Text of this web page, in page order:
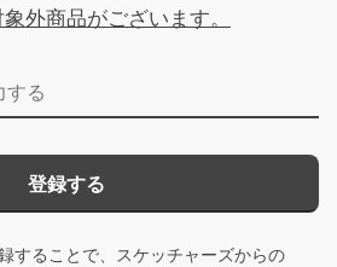
外商品がございます。
登録する
することで、スケッチャーズからの